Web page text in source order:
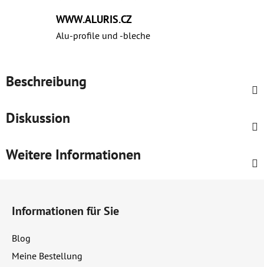
WWW.ALURIS.CZ
Alu-profile und ‑bleche
Beschreibung
Diskussion
Weitere Informationen
Informationen für Sie
Blog
Meine Bestellung